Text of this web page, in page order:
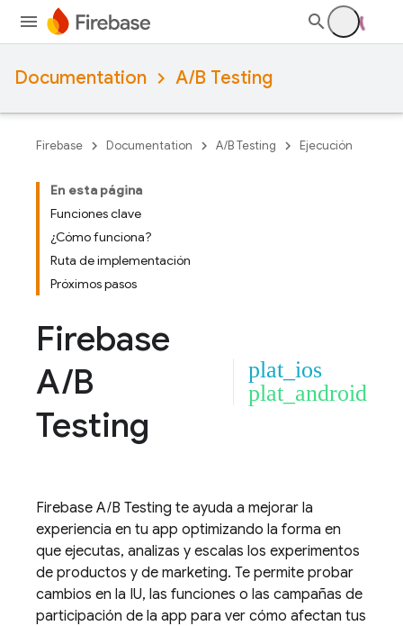
Documentation A/B Testing
Firebase Documentation A/B Testing Ejecución
En esta página
Funciones clave
¿Cómo funciona?
Ruta de implementación
Próximos pasos
Firebase
A/B
Testing
plat_ios
plat_android
Firebase A/B Testing te ayuda a mejorar la
experiencia en tu app optimizando la forma en
que ejecutas, analizas y escalas los experimentos
de productos y de marketing. Te permite probar
cambios en la IU, las funciones o las campañas de
participación de la app para ver cómo afectan tus